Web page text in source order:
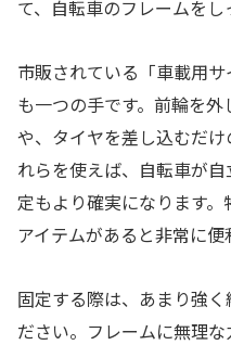
て、自転車のフレームをし
市販されている「車載用
も一つの手です。前輪を
や、タイヤを差し込むだ
れらを使えば、自転車が
定もより確実になります
アイテムがあると非常に便
固定する際は、あまり強
ださい。フレームに無理